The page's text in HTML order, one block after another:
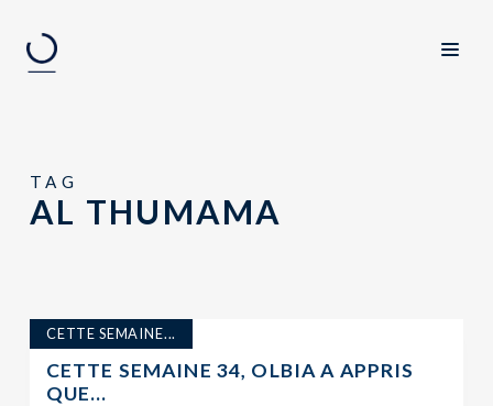
TAG
AL THUMAMA
CETTE SEMAINE...
CETTE SEMAINE 34, OLBIA A APPRIS
QUE…